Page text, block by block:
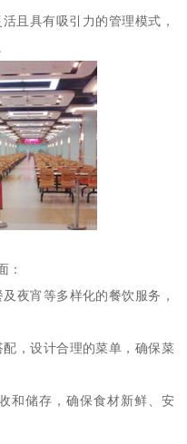
且具有吸引力的管理模式，
：
夜宵等多样化的餐饮服务，
，设计合理的菜单，确保菜
和储存，确保食材新鲜、安